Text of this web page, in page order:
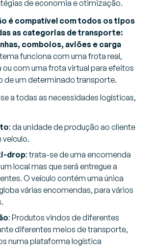
de economia e otimização.
é compatível com todos os tipos
as categorias de transporte:
comboios, aviões e carga
funciona com uma frota real,
ou com uma frota virtual para efeitos
de um determinado transporte.
a todas as necessidades logísticas,
: da unidade de produção ao cliente
veículo.
drop: trata-se de uma encomenda
local mas que será entregue a
O veículo contém uma única
várias encomendas, para vários
: Produtos vindos de diferentes
diferentes meios de transporte,
numa plataforma logística